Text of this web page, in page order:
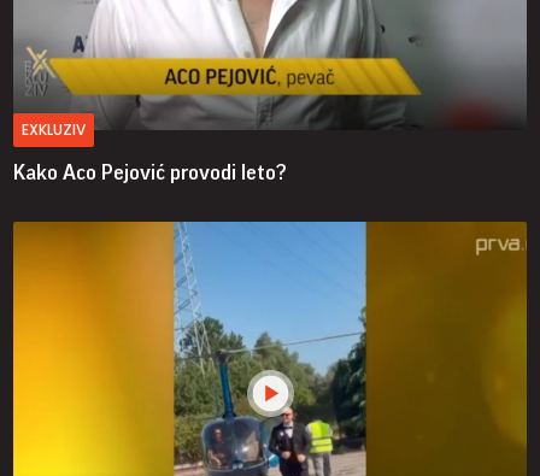
EXKLUZIV
Kako Aco Pejović provodi leto?